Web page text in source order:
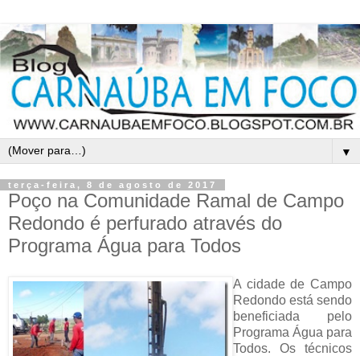
▼
terça-feira, 8 de agosto de 2017
Poço na Comunidade Ramal de Campo
Redondo é perfurado através do
Programa Água para Todos
A cidade de Campo
Redondo está sendo
beneficiada pelo
Programa Água para
Todos. Os técnicos